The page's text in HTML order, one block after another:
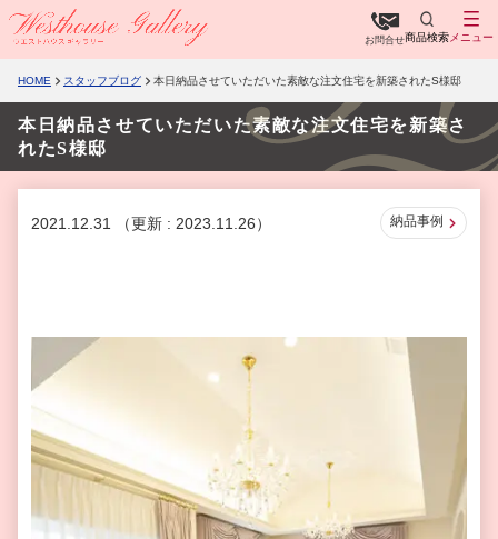
お問合せ商品検索 メニュー
HOME スタッフブログ 本日納品させていただいた素敵な注文住宅を新築されたS様邸
本日納品させていただいた素敵な注文住宅を新築さ
れたS様邸
2021.12.31 （更新 : 2023.11.26） 納品事例